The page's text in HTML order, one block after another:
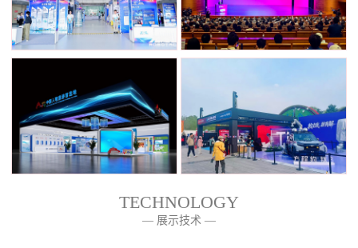
TECHNOLOGY
— 展示技术 —